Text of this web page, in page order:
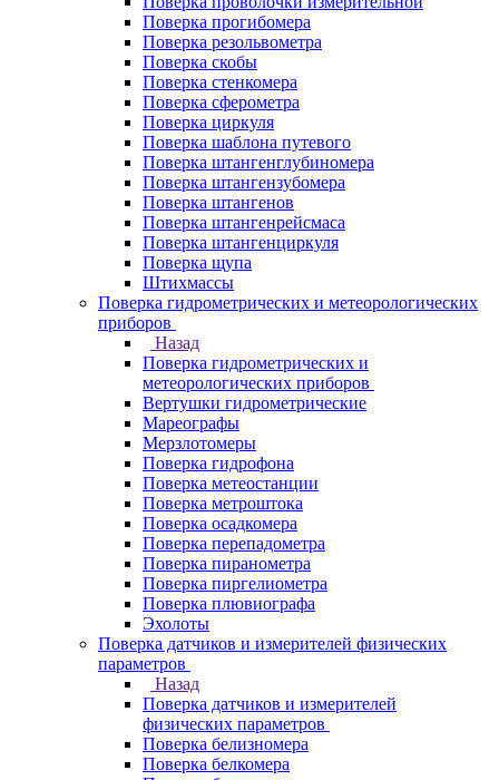
Поверка прогибомера
Поверка резольвометра
Поверка скобы
Поверка стенкомера
Поверка сферометра
Поверка циркуля
Поверка шаблона путевого
Поверка штангенглубиномера
Поверка штангензубомера
Поверка штангенов
Поверка штангенрейсмаса
Поверка штангенциркуля
Поверка щупа
Штихмассы
Поверка гидрометрических и метеорологических
приборов
Назад
Поверка гидрометрических и
метеорологических приборов
Вертушки гидрометрические
Мареографы
Мерзлотомеры
Поверка гидрофона
Поверка метеостанции
Поверка метроштока
Поверка осадкомера
Поверка перепадометра
Поверка пиранометра
Поверка пиргелиометра
Поверка плювиографа
Эхолоты
Поверка датчиков и измерителей физических
параметров
Назад
Поверка датчиков и измерителей
физических параметров
Поверка белизномера
Поверка белкомера